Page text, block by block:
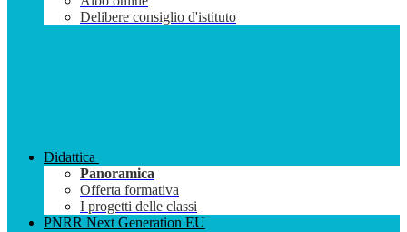
Delibere consiglio d'istituto
Didattica
Panoramica
Offerta formativa
I progetti delle classi
PNRR Next Generation EU